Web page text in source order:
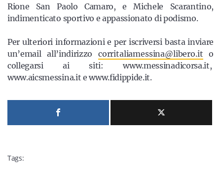
Rione San Paolo Camaro, e Michele Scarantino,
indimenticato sportivo e appassionato di podismo.
Per ulteriori informazioni e per iscriversi basta inviare
un’email all’indirizzo corritaliamessina@libero.it o
collegarsi ai siti: www.messinadicorsa.it,
www.aicsmessina.it e www.fidippide.it.
Tags: